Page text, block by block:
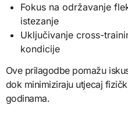
Fokus na održavanje
istezanje
Uključivanje cross-
kondicije
Ove prilagodbe pomažu
dok minimiziraju utjecaj
godinama.